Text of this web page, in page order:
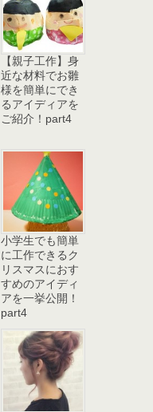
【親子工作】身
近な材料でお雛
様を簡単にでき
るアイディアを
ご紹介！part4
小学生でも簡単
に工作できるク
リスマスにおす
すめのアイディ
アを一挙公開！
part4